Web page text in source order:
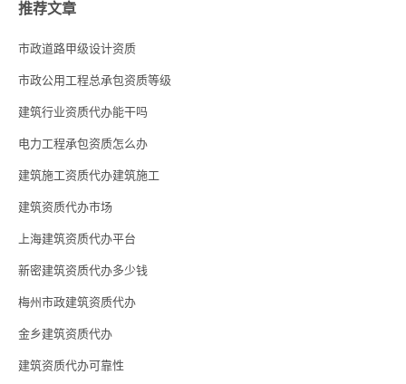
推荐文章
市政道路甲级设计资质
市政公用工程总承包资质等级
建筑行业资质代办能干吗
电力工程承包资质怎么办
建筑施工资质代办建筑施工
建筑资质代办市场
上海建筑资质代办平台
新密建筑资质代办多少钱
梅州市政建筑资质代办
金乡建筑资质代办
建筑资质代办可靠性